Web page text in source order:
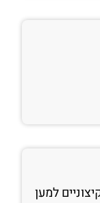
למען